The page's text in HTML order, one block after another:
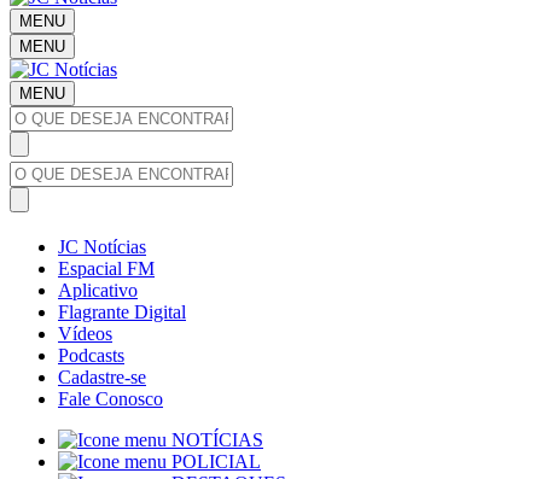
MENU
MENU
MENU
JC Notícias
Espacial FM
Aplicativo
Flagrante Digital
Vídeos
Podcasts
Cadastre-se
Fale Conosco
NOTÍCIAS
POLICIAL